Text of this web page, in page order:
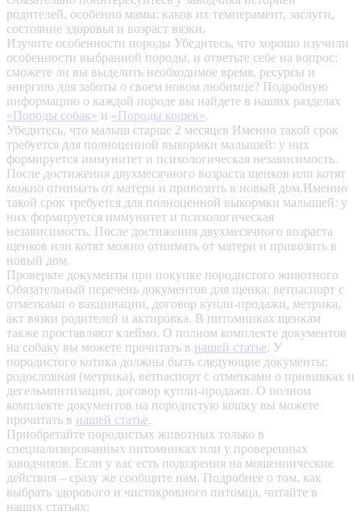
родителей, особенно мамы: каков их темперамент, заслуги,
состояние здоровья и возраст вязки.
Изучите особенности породы Убедитесь, что хорошо изучили
особенности выбранной породы, и ответьте себе на вопрос:
сможете ли вы выделить необходимое время, ресурсы и
энергию для заботы о своем новом любимце? Подробную
информацию о каждой породе вы найдете в наших разделах
«Породы собак» и «Породы кошек».
Убедитесь, что малыш старше 2 месяцев Именно такой срок
требуется для полноценной выкормки малышей: у них
формируется иммунитет и психологическая независимость.
После достижения двухмесячного возраста щенков или котят
можно отнимать от матери и привозить в новый дом.Именно
такой срок требуется для полноценной выкормки малышей: у
них формируется иммунитет и психологическая
независимость. После достижения двухмесячного возраста
щенков или котят можно отнимать от матери и привозить в
новый дом.
Проверьте документы при покупке породистого животного
Обязательный перечень документов для щенка: ветпаспорт с
отметками о вакцинации, договор купли-продажи, метрика,
акт вязки родителей и актировка. В питомниках щенкам
также проставляют клеймо. О полном комплекте документов
на собаку вы можете прочитать в нашей статье. У
породистого котика должны быть следующие документы:
родословная (метрика), ветпаспорт с отметками о прививках и
дегельминтизации, договор купли-продажи. О полном
комплекте документов на породистую кошку вы можете
прочитать в нашей статье.
Приобретайте породистых животных только в
специализированных питомниках или у проверенных
заводчиков. Если у вас есть подозрения на мошеннические
действия – сразу же сообщите нам. Подробнее о том, как
выбрать здорового и чистокровного питомца, читайте в
наших статьях: